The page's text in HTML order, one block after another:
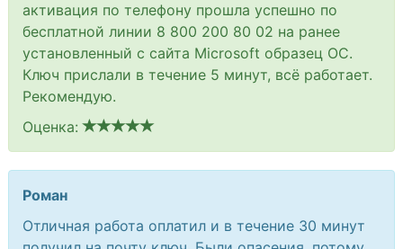
активация по телефону прошла успешно по
бесплатной линии 8 800 200 80 02 на ранее
установленный с сайта Microsoft образец ОС.
Ключ прислали в течение 5 минут, всё работает.
Рекомендую.
Оценка:
Роман
Отличная работа оплатил и в течение 30 минут